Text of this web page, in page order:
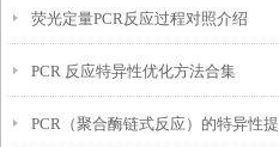
荧光定量PCR反应过程对照介绍
PCR 反应特异性优化方法合集
PCR（聚合酶链式反应）的特异性提